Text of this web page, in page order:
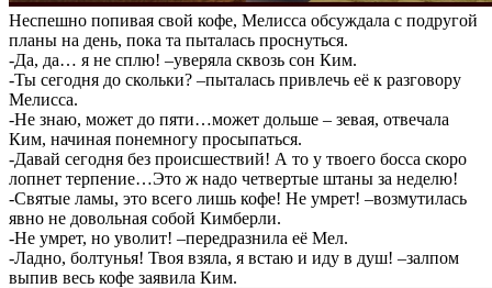
Неспешно попивая свой кофе, Мелисса обсуждала с подругой
планы на день, пока та пыталась проснуться.
-Да, да… я не сплю! –уверяла сквозь сон Ким.
-Ты сегодня до скольки? –пыталась привлечь её к разговору
Мелисса.
-Не знаю, может до пяти…может дольше – зевая, отвечала
Ким, начиная понемногу просыпаться.
-Давай сегодня без происшествий! А то у твоего босса скоро
лопнет терпение…Это ж надо четвертые штаны за неделю!
-Святые ламы, это всего лишь кофе! Не умрет! –возмутилась
явно не довольная собой Кимберли.
-Не умрет, но уволит! –передразнила её Мел.
-Ладно, болтунья! Твоя взяла, я встаю и иду в душ! –залпом
выпив весь кофе заявила Ким.